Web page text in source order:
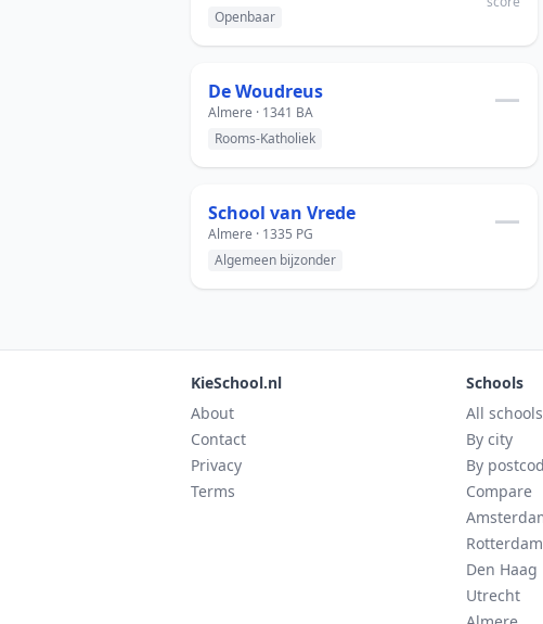
Openbaar
De Woudreus
Almere · 1341 BA
Rooms-Katholiek
—
School van Vrede
Almere · 1335 PG
Algemeen bijzonder
—
KieSchool.nl
About
Contact
Privacy
Terms
Schools
All schools
By city
By
Compare
Rotterdam
Den Haag
Utrecht